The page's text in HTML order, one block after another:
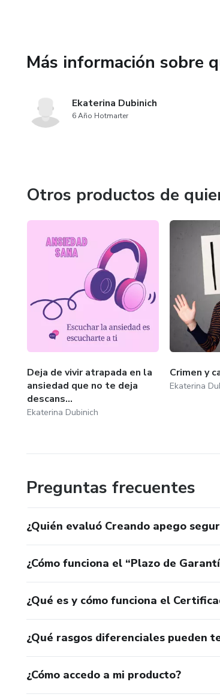
Más información sobre
Ekaterina Dubinich
6 Año Hotmarter
Otros productos de
Deja de vivir atrapada en la
ansiedad que no te deja
descans...
Ekaterina Dubinich
Crimen y
Ekaterina
Preguntas frecuentes
¿Quién evaluó Creando apego
¿Cómo funciona el “Plazo de
¿Qué es y cómo funciona el
¿Qué rasgos diferenciales pueden
¿Cómo accedo a mi producto?